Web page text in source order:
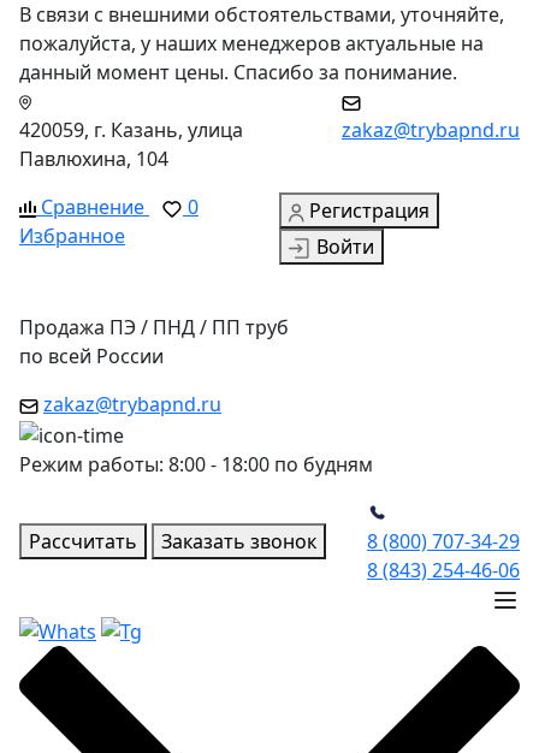
В связи с внешними обстоятельствами, уточняйте,
пожалуйста, у наших менеджеров актуальные на
данный момент цены. Спасибо за понимание.
420059, г. Казань, улица
Павлюхина, 104
zakaz@trybapnd.ru
Сравнение
0
Избранное
Регистрация
Войти
Продажа ПЭ / ПНД / ПП труб
по всей России
zakaz@trybapnd.ru
Режим работы: 8:00 - 18:00 по будням
Рассчитать Заказать звонок
8 (800) 707-34-29
8 (843) 254-46-06